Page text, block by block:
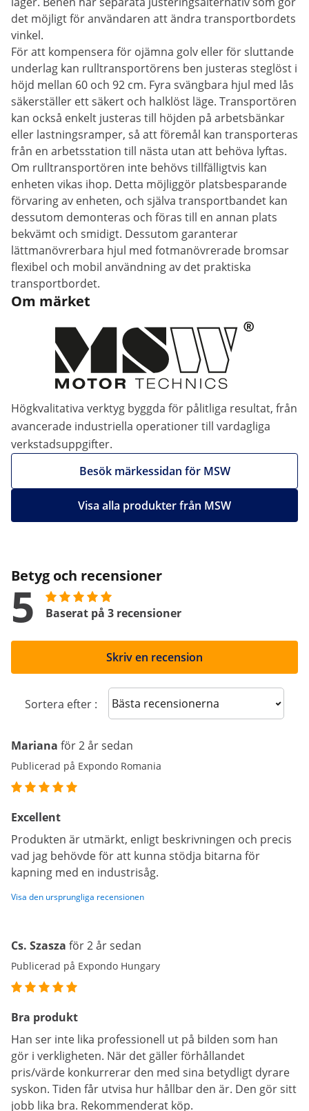
det möjligt för användaren att ändra transportbordets
vinkel.
För att kompensera för ojämna golv eller för sluttande
underlag kan rulltransportörens ben justeras steglöst i
höjd mellan 60 och 92 cm. Fyra svängbara hjul med lås
säkerställer ett säkert och halklöst läge. Transportören
kan också enkelt justeras till höjden på arbetsbänkar
eller lastningsramper, så att föremål kan transporteras
från en arbetsstation till nästa utan att behöva lyftas.
Om rulltransportören inte behövs tillfälligtvis kan
enheten vikas ihop. Detta möjliggör platsbesparande
förvaring av enheten, och själva transportbandet kan
dessutom demonteras och föras till en annan plats
bekvämt och smidigt. Dessutom garanterar
lättmanövrerbara hjul med fotmanövrerade bromsar
flexibel och mobil användning av det praktiska
transportbordet.
Om märket
Högkvalitativa verktyg byggda för pålitliga resultat, från
avancerade industriella operationer till vardagliga
verkstadsuppgifter.
Besök märkessidan för MSW
Visa alla produkter från MSW
Betyg och recensioner
5 Baserat på 3 recensioner
Skriv en recension
Sortera efter : Sort reviews
Mariana för 2 år sedan
Publicerad på Expondo Romania
Excellent
Produkten är utmärkt, enligt beskrivningen och precis
vad jag behövde för att kunna stödja bitarna för
kapning med en industrisåg.
Visa den ursprungliga recensionen
Cs. Szasza för 2 år sedan
Publicerad på Expondo Hungary
Bra produkt
Han ser inte lika professionell ut på bilden som han
gör i verkligheten. När det gäller förhållandet
pris/värde konkurrerar den med sina betydligt dyrare
syskon. Tiden får utvisa hur hållbar den är. Den gör sitt
jobb lika bra. Rekommenderat köp.